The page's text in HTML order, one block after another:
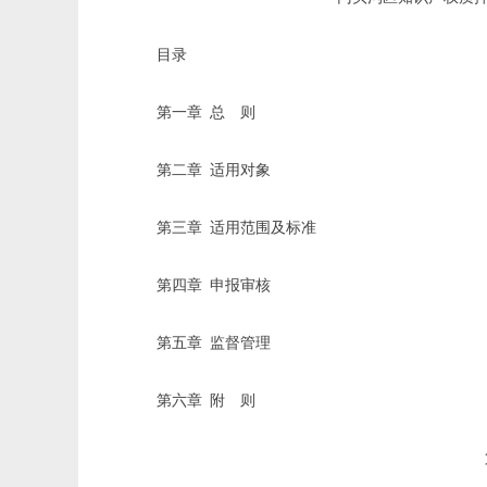
目录
第一章总 则
第二章适用对象
第三章适用范围及标准
第四章申报审核
第五章 监督管理
第六章 附 则